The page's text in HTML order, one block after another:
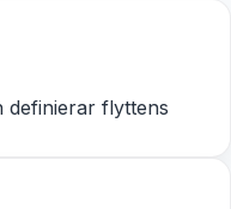
definierar flyttens